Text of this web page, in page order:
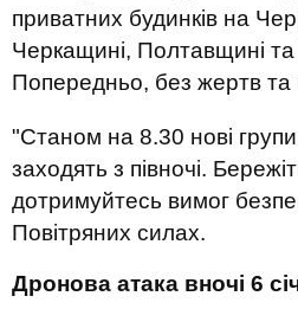
приватних будинків на
Черкащині, Полтавщині та
Попередньо, без жертв
"Станом на 8.30 нові
заходять з півночі.
дотримуйтесь вимог
Повітряних силах.
Дронова атака вночі 6